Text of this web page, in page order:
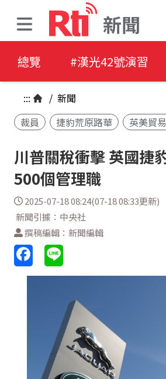
新聞
總覽 #漢光42號演習
::: / 新聞
裁員
捷豹荒原路華 英美貿
川普關稅衝擊 英國捷
500個管理職
2025-07-18 08:24(07-18 08:33更新)
新聞引據：中央社
撰稿編輯：新聞編輯